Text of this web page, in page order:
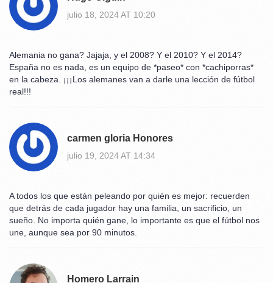
julio 18, 2024 AT 10:20
Alemania no gana? Jajaja, y el 2008? Y el 2010? Y el 2014?
España no es nada, es un equipo de *paseo* con *cachiporras*
en la cabeza. ¡¡¡Los alemanes van a darle una lección de fútbol
real!!!
carmen gloria Honores
julio 19, 2024 AT 14:34
A todos los que están peleando por quién es mejor: recuerden
que detrás de cada jugador hay una familia, un sacrificio, un
sueño. No importa quién gane, lo importante es que el fútbol nos
une, aunque sea por 90 minutos.
Homero Larrain